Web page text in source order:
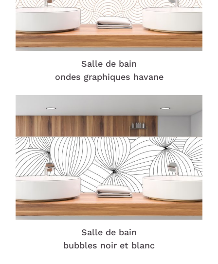
Salle de bain
ondes graphiques havane
Salle de bain
bubbles noir et blanc